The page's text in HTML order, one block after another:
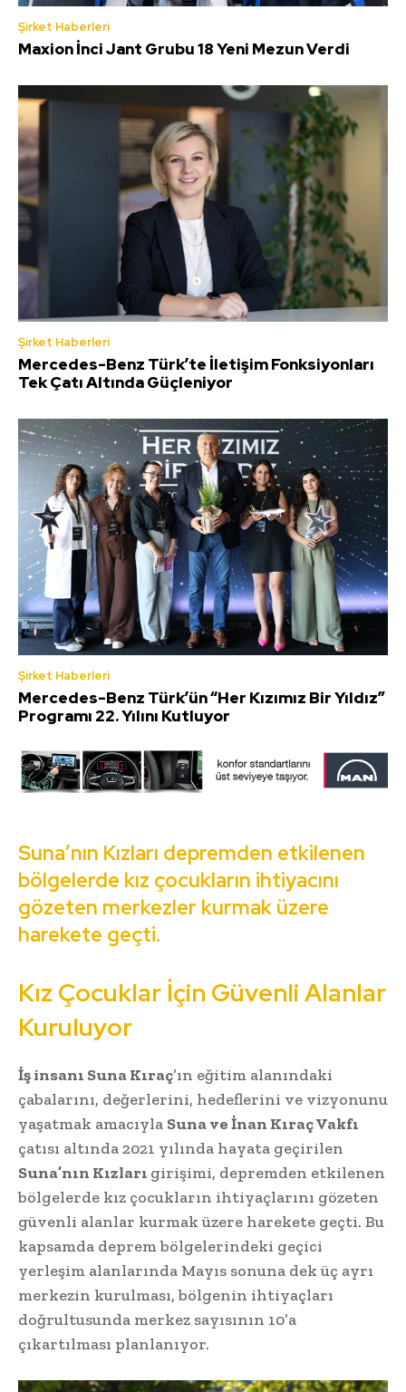
Şirket Haberleri
Maxion İnci Jant Grubu 18 Yeni Mezun Verdi
Şirket Haberleri
Mercedes-Benz Türk’te İletişim Fonksiyonları
Tek Çatı Altında Güçleniyor
Şirket Haberleri
Mercedes-Benz Türk’ün “Her Kızımız Bir Yıldız”
Programı 22. Yılını Kutluyor
Suna’nın Kızları depremden etkilenen
bölgelerde kız çocukların ihtiyacını
gözeten merkezler kurmak üzere
harekete geçti.
Kız Çocuklar İçin Güvenli Alanlar
Kuruluyor
İş insanı Suna Kıraç’ın eğitim alanındaki
çabalarını, değerlerini, hedeflerini ve vizyonunu
yaşatmak amacıyla Suna ve İnan Kıraç Vakfı
çatısı altında 2021 yılında hayata geçirilen
Suna’nın Kızları girişimi, depremden etkilenen
bölgelerde kız çocukların ihtiyaçlarını gözeten
güvenli alanlar kurmak üzere harekete geçti. Bu
kapsamda deprem bölgelerindeki geçici
yerleşim alanlarında Mayıs sonuna dek üç ayrı
merkezin kurulması, bölgenin ihtiyaçları
doğrultusunda merkez sayısının 10’a
çıkartılması planlanıyor.